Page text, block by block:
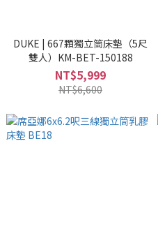
DUKE | 667顆獨立筒床墊（5尺
雙人）KM-BET-150188
NT$5,999
NT$6,600